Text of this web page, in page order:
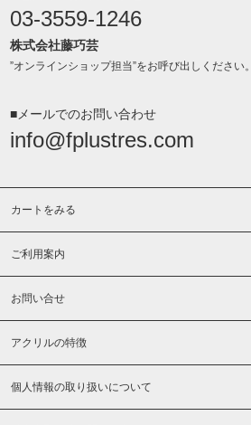
03-3559-1246
株式会社藤巧芸
”オンラインショップ担当”をお呼び出しください。
■メールでのお問い合わせ
info@fplustres.com
カートをみる
ご利用案内
お問い合せ
アクリルの特徴
個人情報の取り扱いについて